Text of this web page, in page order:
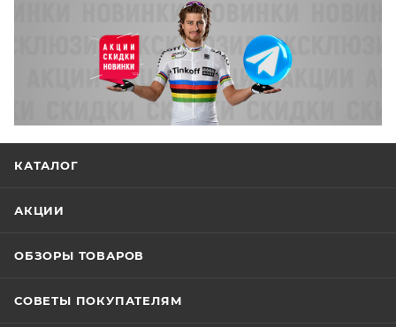
КАТАЛОГ
АКЦИИ
ОБЗОРЫ ТОВАРОВ
СОВЕТЫ ПОКУПАТЕЛЯМ